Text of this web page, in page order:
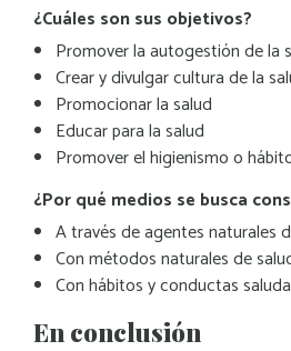
¿Cuáles son sus objetivos?
Promover la autogestión de la
Crear y divulgar cultura de la
Promocionar la salud
Educar para la salud
Promover el higienismo o
¿Por qué medios se busca
A través de agentes naturales
Con métodos naturales de
Con hábitos y conductas
En conclusión